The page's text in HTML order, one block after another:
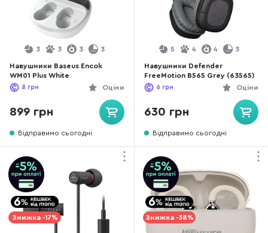
3 3 3 3
Навушники Baseus Encok
WM01 Plus White
Оціни
8 грн
899 грн
Відправимо сьогодні
5 4 4 3
Навушники Defender
FreeMotion B565 Grey (63565)
Оціни
6 грн
630 грн
Відправимо сьогодні
Знижка -17% Знижка -38%